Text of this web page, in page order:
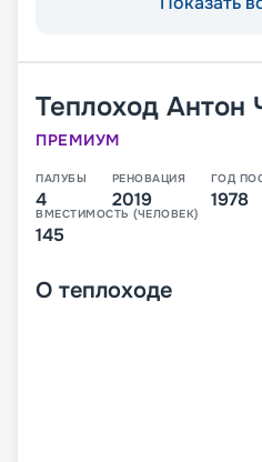
Теплоход Антон
ПРЕМИУМ
ПАЛУБЫ
4
РЕНОВАЦИЯ
2019
ГОД
1978
ВМЕСТИМОСТЬ (ЧЕЛОВЕК)
145
О теплоходе